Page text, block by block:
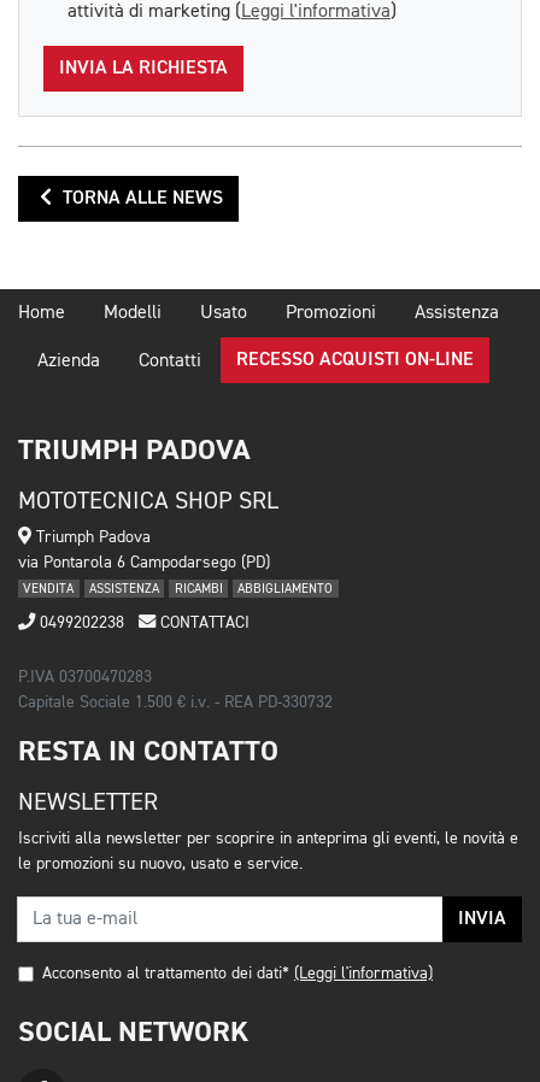
attività di marketing (Leggi l'informativa)
INVIA LA RICHIESTA
TORNA ALLE NEWS
Home Modelli Usato Promozioni Assistenza
Azienda Contatti RECESSO ACQUISTI ON-LINE
TRIUMPH PADOVA
MOTOTECNICA SHOP SRL
Triumph Padova
via Pontarola 6 Campodarsego (PD)
VENDITA ASSISTENZA RICAMBI ABBIGLIAMENTO
0499202238 CONTATTACI
P.IVA 03700470283
Capitale Sociale 1.500 € i.v. - REA PD-330732
RESTA IN CONTATTO
NEWSLETTER
Iscriviti alla newsletter per scoprire in anteprima gli eventi, le novità e
le promozioni su nuovo, usato e service.
INVIA
Acconsento al trattamento dei dati* (Leggi l'informativa)
SOCIAL NETWORK